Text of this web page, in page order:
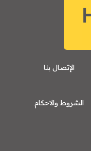
الإتصال بنا
الشروط والاحكام